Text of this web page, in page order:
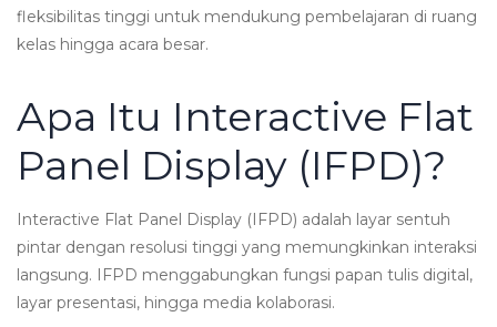
fleksibilitas tinggi untuk mendukung pembelajaran di ruang
kelas hingga acara besar.
Apa Itu Interactive Flat
Panel Display (IFPD)?
Interactive Flat Panel Display (IFPD) adalah layar sentuh
pintar dengan resolusi tinggi yang memungkinkan interaksi
langsung. IFPD menggabungkan fungsi papan tulis digital,
layar presentasi, hingga media kolaborasi.